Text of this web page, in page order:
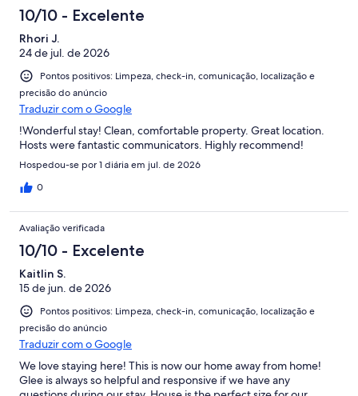
10/10 - Excelente
Rhori J.
24 de jul. de 2026
Pontos positivos: Limpeza, check-in, comunicação, localização e
precisão do anúncio
Traduzir com o Google
!Wonderful stay! Clean, comfortable property. Great location.
Hosts were fantastic communicators. Highly recommend!
Hospedou-se por 1 diária em jul. de 2026
0
Avaliação verificada
10/10 - Excelente
Kaitlin S.
15 de jun. de 2026
Pontos positivos: Limpeza, check-in, comunicação, localização e
precisão do anúncio
Traduzir com o Google
We love staying here! This is now our home away from home!
Glee is always so helpful and responsive if we have any